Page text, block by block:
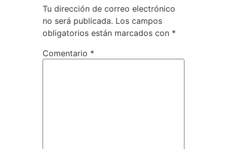
Tu dirección de correo electrónico
no será publicada. Los campos
obligatorios están marcados con *
Comentario *